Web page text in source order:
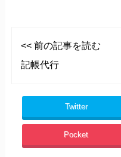
<< 前の記事を読む
記帳代行
Twitter
Pocket